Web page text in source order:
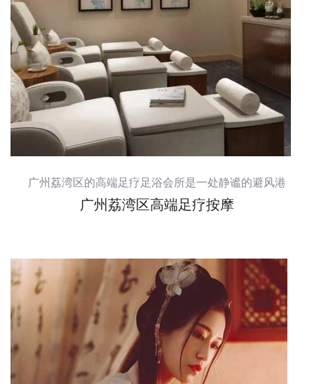
广州荔湾区的高端足疗足浴会所是一处静谧的避风港
广州荔湾区高端足疗按摩